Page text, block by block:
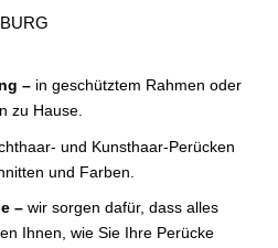
–in geschütztem Rahmen oder
zu Hause.
und Kunsthaar-Perücken
und Farben.
–wir sorgen dafür, dass alles
Ihnen, wie Sie Ihre Perücke